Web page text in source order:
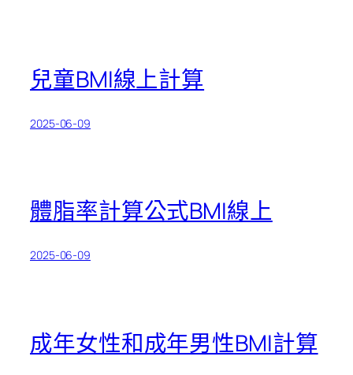
兒童BMI線上計算
2025-06-09
體脂率計算公式BMI線上
2025-06-09
成年女性和成年男性BMI計算